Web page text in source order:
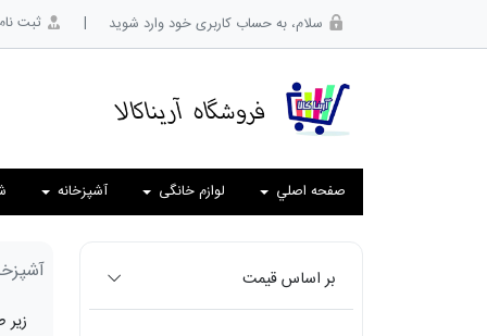
سلام، به حساب کاربری خود وارد شوید | ثبت
صفحه اصلي لوازم خانگی آشپزخانه
بر اساس قیمت